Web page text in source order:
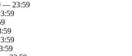
— 23:59